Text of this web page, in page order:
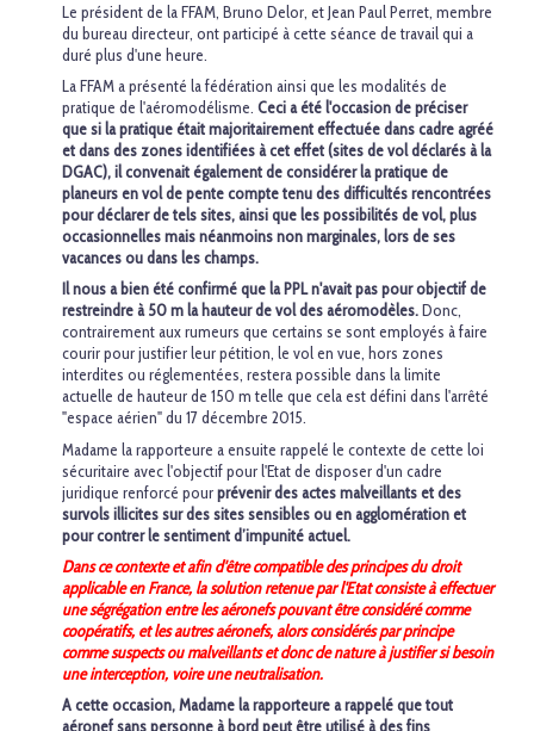
Le président de la FFAM, Bruno Delor, et Jean Paul Perret, membre
du bureau directeur, ont participé à cette séance de travail qui a
duré plus d'une heure.
La FFAM a présenté la fédération ainsi que les modalités de
pratique de l'aéromodélisme.Ceci a été l'occasion de préciser
que si la pratique était majoritairement effectuée dans cadre agréé
et dans des zones identifiées à cet effet (sites de vol déclarés à la
DGAC), il convenait également de considérer la pratique de
planeurs en vol de pente compte tenu des difficultés rencontrées
pour déclarer de tels sites, ainsi que les possibilités de vol, plus
occasionnelles mais néanmoins non marginales, lors de ses
vacances ou dans les champs.
Il nous a bien été confirmé que la PPL n'avait pas pour objectif de
restreindre à 50 m la hauteur de vol des aéromodèles.Donc,
contrairement aux rumeurs que certains se sont employés à faire
courir pour justifier leur pétition, le vol en vue, hors zones
interdites ou réglementées, restera possible dans la limite
actuelle de hauteur de 150 m telle que cela est défini dans l'arrêté
"espace aérien" du 17 décembre 2015.
Madame la rapporteure a ensuite rappelé le contexte de cette loi
sécuritaire avec l'objectif pour l'Etat de disposer d'un cadre
juridique renforcé pourprévenirdes actes malveillants et des
survols illicites sur des sites sensibles ou en agglomération et
pour contrer le sentiment d’impunité actuel.
Dans ce contexte et afin d'être compatible des principes du droit
applicable en France, la solution retenue par l'Etat consiste à effectuer
une ségrégation entre les aéronefs pouvant être considéré comme
coopératifs, et les autres aéronefs, alors considérés par principe
comme suspects ou malveillants et donc de nature à justifier si besoin
une interception, voire une neutralisation.
A cette occasion,Madame la rapporteure a rappeléque tout
aéronef sans personne à bord peut être utilisé à des fins